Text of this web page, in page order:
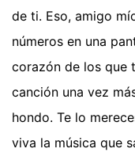
de ti. Eso, amigo
números en una
corazón de los que
canción una vez
hondo. Te lo
viva la música que